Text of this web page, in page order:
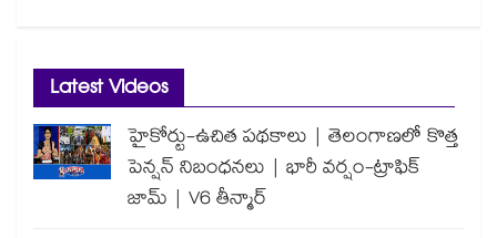
Latest Videos
హైకోర్టు-ఉచిత పథకాలు | తెలంగాణలో కొత్త
పెన్షన్ నిబంధనలు | భారీ వర్షం-ట్రాఫిక్
జామ్ | V6 తీన్మార్